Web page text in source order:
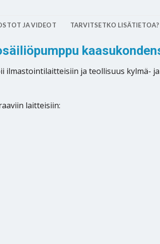
JA VIDEOT TARVITSETKO LISÄTIETOA?
ja teollisuus kylmä-
laitteisiin: